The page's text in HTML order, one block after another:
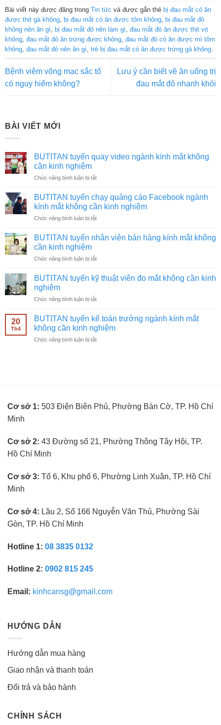
Bài viết này được đăng trong Tin tức và được gắn thẻ bị đau mắt có ăn
được thịt gà không, bị đau mắt có ăn được tôm không, bị đau mắt đỏ
không nên ăn gì bị đau mắt đỏ nên làm gì đau mắt đỏ ăn được thịt vịt
không, đau mắt đỏ ăn trứng được không, đau mắt đỏ có ăn được mì tôm
không, đau mắt đỏ nên ăn gì trẻ bị đau mắt có ăn được trứng gà không.
Bệnh viêm võng mạc sắc tố
có nguy hiểm không?
Lưu ý cần biết về ăn uống trị
đau mắt đỏ nhanh khỏi
BÀI VIẾT MỚI
BUTITAN tuyển quay video ngành kính mắt không
cần kinh nghiệm
Chức năng bình luận bị tắtở
tuyển
quay
video
ngành
mắt
kinh
BUTITAN tuyển chạy quảng cáo Facebook ngành
kính mắt không cần kinh nghiệm
Chức năng bình luận bị tắtở
tuyển
cáo
ngành
không
kinh
nghiệm
BUTITAN tuyển nhân viên bán hàng kính mắt không
cần kinh nghiệm
Chức năng bình luận bị tắtở
tuyển
nhân
bán
kính
mắt
không
cần
BUTITAN tuyển kỹ thuật viên đo mắt không cần kinh
nghiệm
Chức năng bình luận bị tắtở
tuyển
kỹ
thuật
viên
20
Th4
BUTITAN tuyển kế toán trưởng ngành kính mắt
không cần kinh nghiệm
Chức năng bình luận bị tắtở
mắt
nghiệm
Cơ sở 1: 503 Điện Biên Phủ, Phường Bàn Cờ, TP. Hồ Chí
Minh
Cơ sở 2: 43 Đường số 21, Phường Thông Tây Hội, TP.
Hồ Chí Minh
Cơ sở 3: Tổ 6, Khu phố 6, Phường Linh Xuân, TP. Hồ Chí
Minh
Cơ sở 4: Lầu 2, Số 166 Nguyễn Văn Thủ, Phường Sài
Gòn, TP. Hồ Chí Minh
Hotline 1: 08 3835 0132
Hotline 2: 0902 815 245
Email: kinhcansg@gmail.com
HƯỚNG DẪN
Hướng dẫn mua hàng
Giao nhận và thanh toán
Đổi trả và bảo hành
CHÍNH SÁCH